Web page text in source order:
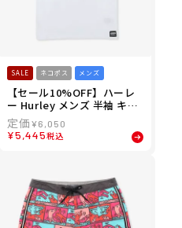
SALE ネコポス メンズ
【セール10%OFF】ハーレ
ー Hurley メンズ 半袖 キー
ス・ヘリング ドルフィンラ
イド ショートスリーブ Tシ
ャツ MTS11979
¥6,050
¥5,445税込